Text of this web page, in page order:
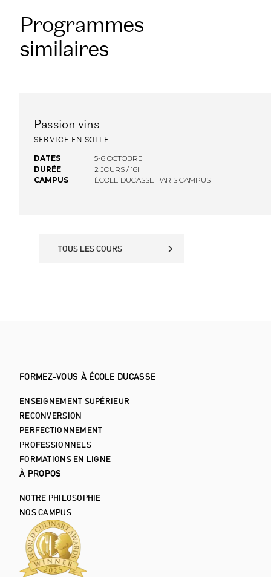
Programmes
similaires
FINANCEMENT OPCO
Passion vins
SERVICE EN SALLE
DATES
5-6 OCTOBRE
DURÉE
2 JOURS / 16H
CAMPUS
ÉCOLE DUCASSE PARIS CAMPUS
TOUS LES COURS
FORMEZ-VOUS À ÉCOLE DUCASSE
ENSEIGNEMENT SUPÉRIEUR
RECONVERSION
PERFECTIONNEMENT
PROFESSIONNELS
FORMATIONS EN LIGNE
À PROPOS
NOTRE PHILOSOPHIE
NOS CAMPUS